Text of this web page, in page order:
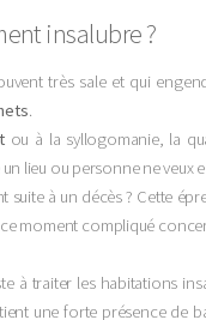
insalubre ?
très sale et qui
.
ou à la syllogomanie, la
lieu ou personne ne veux
à un décès ? Cette
moment compliqué
à traiter les habitations
une forte présence de